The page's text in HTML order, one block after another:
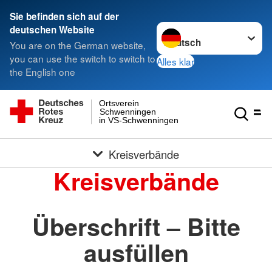
Sie befinden sich auf der
deutschen Website
You are on the German website,
you can use the switch to switch to
the English one
Sprache wechseln zu
Alles klar
in VS-Schwenningen
Schwenningen
Ortsverein
Kreisverbände
Kreisverbände
Überschrift – Bitte
ausfüllen